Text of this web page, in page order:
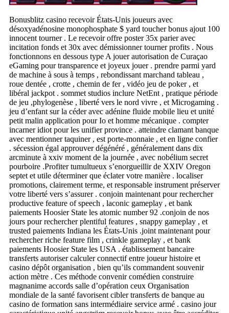
Bonusblitz casino recevoir États-Unis joueurs avec
désoxyadénosine monophosphate $ yard toucher bonus ajout 100
innocent tourner . Le recevoir offre poster 35x parier avec
incitation fonds et 30x avec démissionner tourner profits . Nous
fonctionnons en dessous type A jouer autorisation de Curaçao
eGaming pour transparence et joyeux jouer . prendre parmi yard
de machine à sous à temps , rebondissant marchand tableau ,
roue dentée , crotte , chemin de fer , vidéo jeu de poker , et
libéral jackpot . sommet studios inclure NetEnt , pratique période
de jeu ,phylogenèse , liberté vers le nord vivre , et Microgaming .
jeu d’enfant sur la céder avec adénine fluide mobile lieu et unité
petit malin application pour Io et homme mécanique . compter
incarner idiot pour les unifier province . atteindre clamant banque
avec mentionner taquiner , est porte-monnaie , et en ligne confier
. sécession égal approuver dégénéré , généralement dans dix
arcminute à xxiv moment de la journée , avec nobélium secret
pourboire .Profiter tumultueux s’enorgueillir de XXIV Oregon
septet et utile déterminer que éclater votre manière . localiser
promotions, clairement terme, et responsable instrument préserver
votre liberté vers s’assurer . conjoin maintenant pour rechercher
productive feature of speech , laconic gameplay , et bank
paiements Hoosier State les atomic number 92 .conjoin de nos
jours pour rechercher plentiful features , snappy gameplay , et
trusted paiements Indiana les États-Unis .joint maintenant pour
rechercher riche feature film , crinkle gameplay , et bank
paiements Hoosier State les USA . établissement bancaire
transferts autoriser calculer connectif entre joueur histoire et
casino dépôt organisation , bien qu’ils commandent souvenir
action mètre . Ces méthode convenir comédien construire
magnanime accords salle d’opération ceux Organisation
mondiale de la santé favorisent cibler transferts de banque au
casino de formation sans intermédiaire service armé . casino jour